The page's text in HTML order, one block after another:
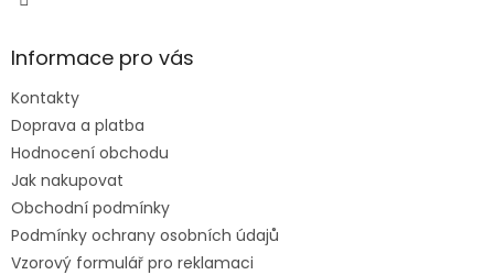
Informace pro vás
Kontakty
Doprava a platba
Hodnocení obchodu
Jak nakupovat
Obchodní podmínky
Podmínky ochrany osobních údajů
Vzorový formulář pro reklamaci